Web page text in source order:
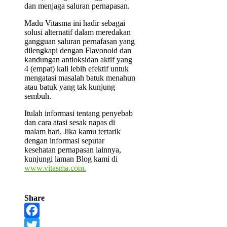
dan menjaga saluran pernapasan.
Madu Vitasma ini hadir sebagai
solusi alternatif dalam meredakan
gangguan saluran pernafasan yang
dilengkapi dengan Flavonoid dan
kandungan antioksidan aktif yang
4 (empat) kali lebih efektif untuk
mengatasi masalah batuk menahun
atau batuk yang tak kunjung
sembuh.
Itulah informasi tentang penyebab
dan cara atasi sesak napas di
malam hari. Jika kamu tertarik
dengan informasi seputar
kesehatan pernapasan lainnya,
kunjungi laman Blog kami di
www.vitasma.com.
Share